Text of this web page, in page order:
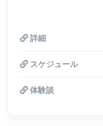
詳細
スケジュール
体験談